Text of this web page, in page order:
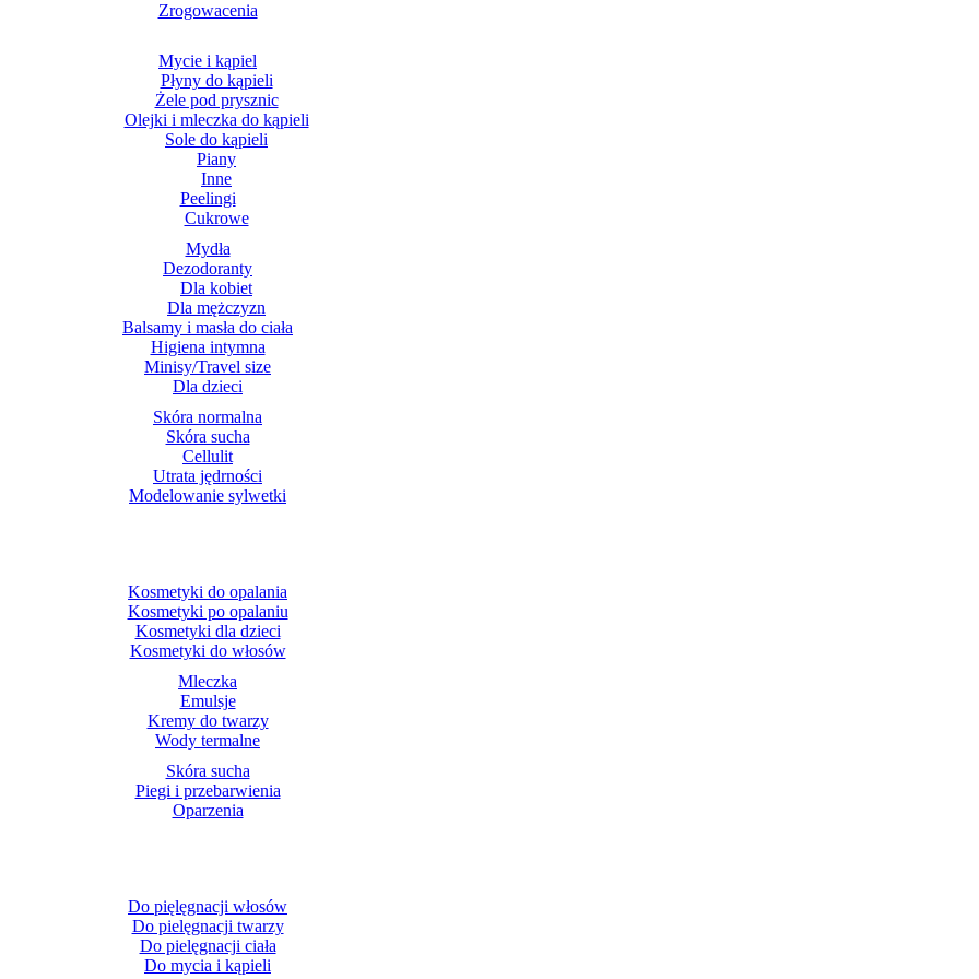
Zrogowacenia
Mycie i kąpiel
Płyny do kąpieli
Żele pod prysznic
Olejki i mleczka do kąpieli
Sole do kąpieli
Piany
Inne
Peelingi
Cukrowe
Mydła
Dezodoranty
Dla kobiet
Dla mężczyzn
Balsamy i masła do ciała
Higiena intymna
Minisy/Travel size
Dla dzieci
Skóra normalna
Skóra sucha
Cellulit
Utrata jędrności
Modelowanie sylwetki
Kosmetyki do opalania
Kosmetyki po opalaniu
Kosmetyki dla dzieci
Kosmetyki do włosów
Mleczka
Emulsje
Kremy do twarzy
Wody termalne
Skóra sucha
Piegi i przebarwienia
Oparzenia
Do pięlęgnacji włosów
Do pielęgnacji twarzy
Do pielęgnacji ciała
Do mycia i kąpieli